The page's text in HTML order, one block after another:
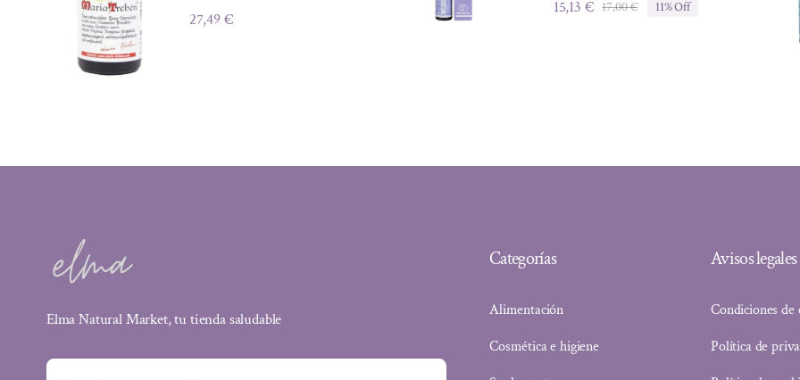
27,49€
17,00€El
15,13 €
El
11% Off
Elma Natural Market, tu tienda saludable
Categorías
Alimentación
Cosmética e higiene
Avisos legales
Condiciones de
Política de